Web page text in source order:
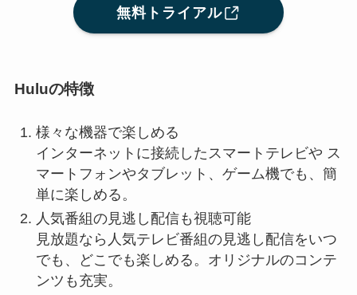
無料トライアル
Huluの特徴
様々な機器で楽しめる
インターネットに接続したスマートテレビや ス
マートフォンやタブレット、ゲーム機でも、簡
単に楽しめる。
人気番組の見逃し配信も視聴可能
見放題なら人気テレビ番組の見逃し配信をいつ
でも、どこでも楽しめる。オリジナルのコンテ
ンツも充実。